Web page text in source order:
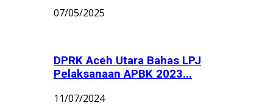
07/05/2025
DPRK Aceh Utara Bahas LPJ
Pelaksanaan APBK 2023...
11/07/2024